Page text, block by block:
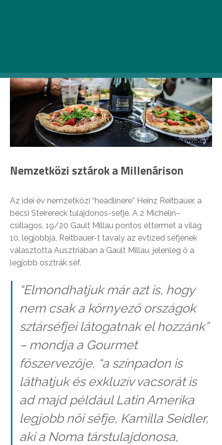
Nemzetközi sztárok a Millenárison
Az idei év nemzetközi “headlinere” Heinz Reitbauer, a
bécsi Steirereck tulajdonos-séfje. A 2 Michelin–
csillagos, 19/20 Gault Millau pontos éttermet a világ
10. legjobbja, Reitbauer-t tavaly az évtized séfjének
választotta Ausztriában a Gault Millau, jelenleg ő a
legjobb osztrák séf.
“Elmondhatjuk már azt is, hogy
nem csak a környező országok
sztárséfjei látogatnak el hozzánk”
– mondja a Gourmet
főszervezője, “a színpadon is
láthatjuk és exkluzív vacsorát is
ad majd például Latin Amerika
legjobb női séfje, Kamilla Seidler,
aki a Noma társtulajdonosa,